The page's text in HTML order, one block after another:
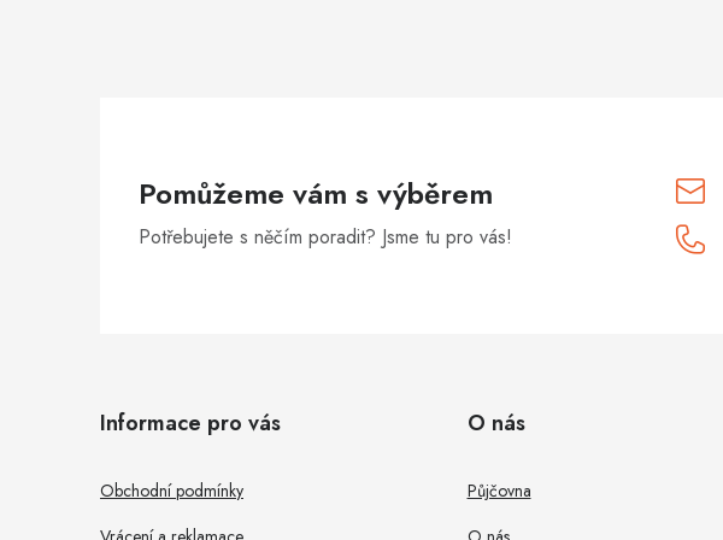
u
Pomůžeme vám s výběrem
Potřebujete s něčím poradit? Jsme tu pro vás!
Informace pro vás
Obchodní podmínky
O nás
Půjčovna